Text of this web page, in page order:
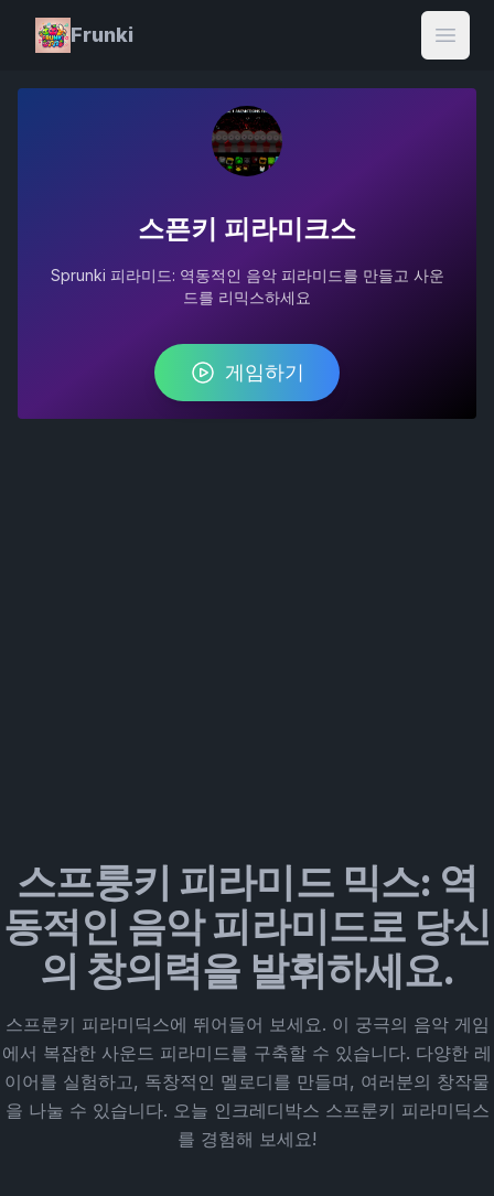
Frunki
Open
스픈키 피라미크스
Sprunki 피라미드: 역동적인 음악 피라미드를 만들고 사운
드를 리믹스하세요
게임하기
스프룽키 피라미드 믹스: 역
동적인 음악 피라미드로 당신
의 창의력을 발휘하세요.
스프룬키 피라미딕스에 뛰어들어 보세요. 이 궁극의 음악 게임
에서 복잡한 사운드 피라미드를 구축할 수 있습니다. 다양한 레
이어를 실험하고, 독창적인 멜로디를 만들며, 여러분의 창작물
을 나눌 수 있습니다. 오늘 인크레디박스 스프룬키 피라미딕스
를 경험해 보세요!